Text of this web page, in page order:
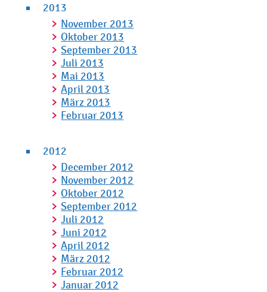
2013
November 2013
Oktober 2013
September 2013
Juli 2013
Mai 2013
April 2013
März 2013
Februar 2013
2012
December 2012
November 2012
Oktober 2012
September 2012
Juli 2012
Juni 2012
April 2012
März 2012
Februar 2012
Januar 2012